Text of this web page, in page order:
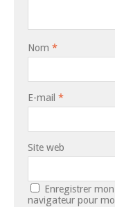
Nom *
E-mail *
Site web
Enregistrer
navigateur pour